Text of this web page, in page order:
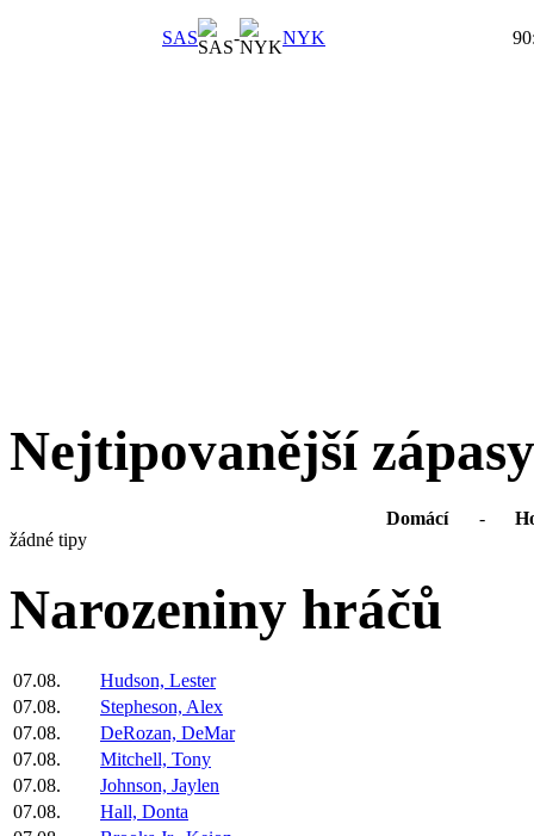
SAS - NYK 90
Nejtipovanější zápasy
Domácí -
žádné tipy
Narozeniny hráčů
07.08.
Hudson, Lester
07.08.
Stepheson, Alex
07.08.
DeRozan, DeMar
07.08.
Mitchell, Tony
07.08.
Johnson, Jaylen
07.08.
Hall, Donta